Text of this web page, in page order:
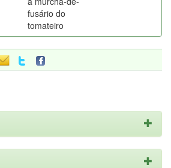
fusário do
tomateiro